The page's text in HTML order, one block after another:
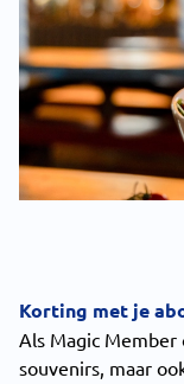
Korting met je
Als Magic
souvenirs, maar